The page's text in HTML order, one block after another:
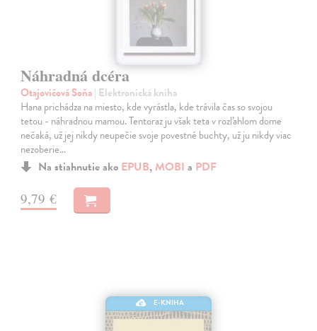
Náhradná dcéra
Otajovičová Soňa| Elektronická kniha
Hana prichádza na miesto, kde vyrástla, kde trávila čas so svojou
tetou - náhradnou mamou. Tentoraz ju však teta v rozľahlom dome
nečaká, už jej nikdy neupečie svoje povestné buchty, už ju nikdy viac
nezoberie…
Na stiahnutie ako EPUB, MOBI a PDF
9,79 €
E-KNIHA